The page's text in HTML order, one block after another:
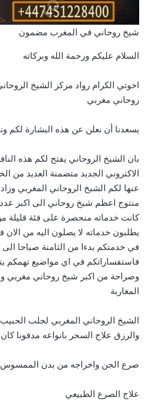
شيخ روحاني في المغرب مضمون
السلام عليكم ورحمة الله وبركاته
اخوتي الكرام رواد مركز الشيخ
روحاني مغربي
يسعدنا أن نعلن عن هذه البشارة لكم
بان الشيخ الروحاني يفتح لكم هذه
الاكتروني الجديد متضمنة العديد من
عنها لكم الشيخ الروحاني المغربي
منتوج اعظم شيخ روحاني الى اكبر عدد
كانت خدماته منحصرة على فئة قليلة
يطلبون خدماته لا يصلون اليه من الان
في خدمتكم بدءا من الثامنة صباحا الى
فاستفساراتكم في اي مواضيع تهمكم
وصراحة من اكبر شيخ روحاني مغربي
المغاربة
الشيخ الروحاني المغربي لجلب
والرزق علاج السحر بانواعه مدفونا
صرع الجن واخراجه من بدن الممسوس
علاج الصرع الطبيعي